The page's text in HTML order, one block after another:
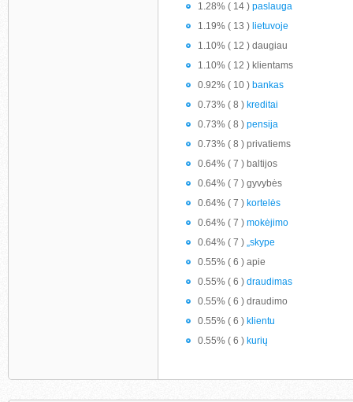
1.28% ( 14 ) paslauga
1.19% ( 13 ) lietuvoje
1.10% ( 12 ) daugiau
1.10% ( 12 ) klientams
0.92% ( 10 ) bankas
0.73% ( 8 ) kreditai
0.73% ( 8 ) pensija
0.73% ( 8 ) privatiems
0.64% ( 7 ) baltijos
0.64% ( 7 ) gyvybės
0.64% ( 7 ) kortelės
0.64% ( 7 ) mokėjimo
0.64% ( 7 ) „skype
0.55% ( 6 ) apie
0.55% ( 6 ) draudimas
0.55% ( 6 ) draudimo
0.55% ( 6 ) klientu
0.55% ( 6 ) kurių